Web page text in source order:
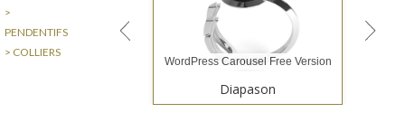
>
PENDENTIFS
> COLLIERS
WordPress Carousel Free Version
Diapason